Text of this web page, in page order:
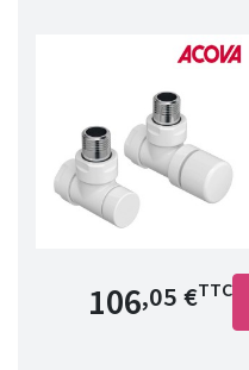
Prix de base
106,05 €TTC